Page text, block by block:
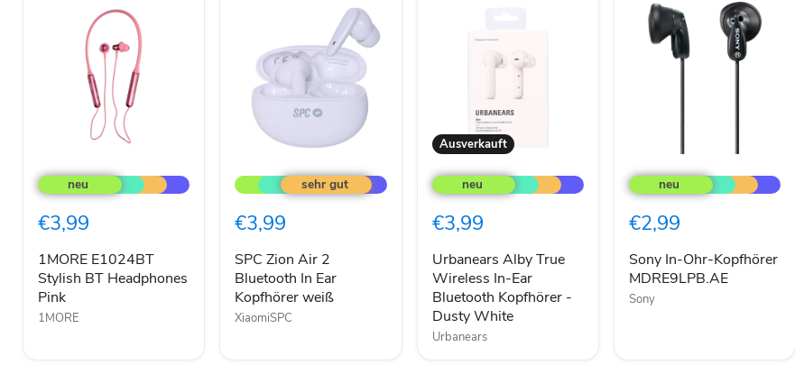
E1024BT
Stylish
Headphones
€3,99
1MORE E1024BT
Stylish BT Headphones
Pink
1MORE
Zion
Air
Bluetooth
Ear
Kopfhörer
weiß
€3,99
SPC Zion Air 2
Bluetooth In Ear
Kopfhörer weiß
XiaomiSPC
Ausverkauft
Urbanears
Alby
True
In-
Bluetooth
Kopfhörer
-
Dusty
White
€3,99
Urbanears Alby True
Wireless In-Ear
Bluetooth Kopfhörer -
Dusty White
Urbanears
In-
Ohr-
MDRE9LPB.AE
€2,99
Sony In-Ohr-Kopfhörer
MDRE9LPB.AE
Sony